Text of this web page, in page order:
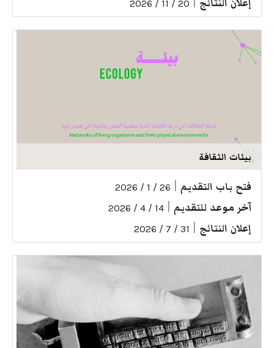
20 / 11 / 2026
بيئات الثقافة
فتح باب التقديم 26 / 1 / 2026
آخر موعد للتقديم 14 / 4 / 2026
إعلان النتائج 31 / 7 / 2026